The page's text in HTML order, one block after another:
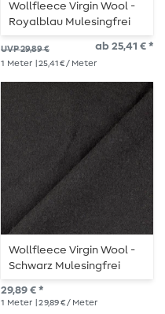
Wollfleece Virgin Wool -
Royalblau Mulesingfrei
UVP 29,89 € ab 25,41 € *
1 Meter | 25,41 € / Meter
Wollfleece Virgin Wool -
Schwarz Mulesingfrei
29,89 € *
1 Meter | 29,89 € / Meter